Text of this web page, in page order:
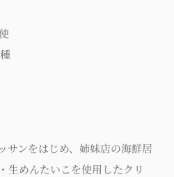
サンをはじめ、姉妹店の海鮮居
生めんたいこを使用したクリ